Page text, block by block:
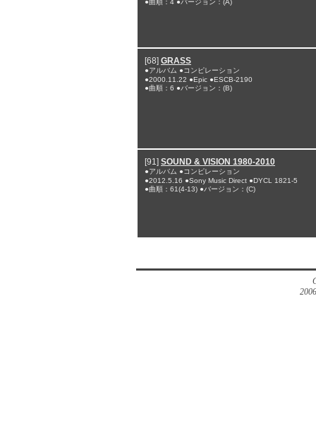
●曲順：4 ●バージョン：(A)
[68] GRASS
●アルバム ●コンピレーション
●2000.11.22 ●Epic ●ESCB-2190
●曲順：6 ●バージョン：(B)
[91] SOUND & VISION 1980-2010
●アルバム ●コンピレーション
●2012.5.16 ●Sony Music Direct ●DYCL 1821-5
●曲順：61(4-13) ●バージョン：(C)